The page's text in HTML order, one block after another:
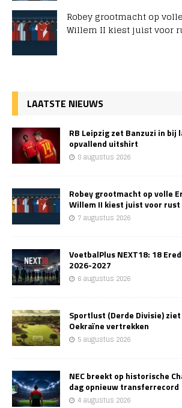
Robey grootmacht op
Willem II kiest juist voor
LAATSTE NIEUWS
RB Leipzig zet Banzuzi in bij
opvallend uitshirt
8 augustus 2026
Robey grootmacht op volle
Willem II kiest juist voor rust
7 augustus 2026
VoetbalPlus NEXT18: 18
2026-2027
6 augustus 2026
Sportlust (Derde Divisie)
Oekraïne vertrekken
5 augustus 2026
NEC breekt op historische
dag opnieuw transferrecord
4 augustus 2026